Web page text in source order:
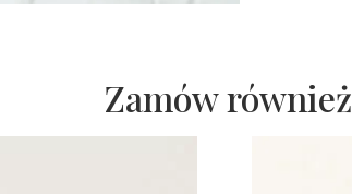
Zamów również